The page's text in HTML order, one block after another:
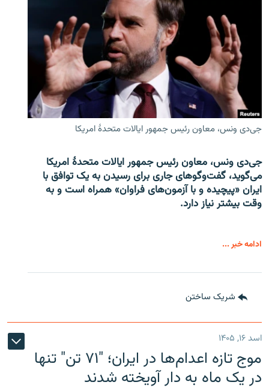
جی‌دی ونس، معاون رئیس جمهور ایالات متحدۀ امریکا
جی‌دی ونس، معاون رئیس جمهور ایالات متحدۀ امریکا
می‌گوید، گفت‌وگوهای جاری برای رسیدن به یک توافق با
ایران «پیچیده و با آزمون‌های فراوان» همراه است و به
وقت بیشتر نیاز دارد.
ادامه خبر ...
شریک ساختن
اسد ۱۶, ۱۴۰۵
موج تازه اعدام‌ها در ایران؛ "۷۱ تن" تنها
در یک ماه به دار آویخته شدند